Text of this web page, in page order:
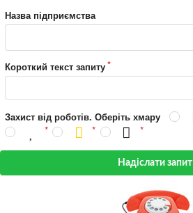
Назва підприємства
Короткий текст запиту
Захист від роботів. Оберіть хмару
Надіслати запит